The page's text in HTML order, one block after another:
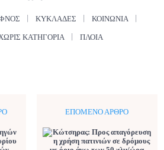
ΚΥΚΛΆΔΕΣ ΚΟΙΝΩΝΊΑ
ΚΑΤΗΓΟΡΊΑ ΠΛΟΊΑ
ΕΠΌΜΕΝΟ ΆΡΘΡΟ